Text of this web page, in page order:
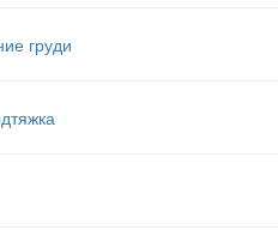
груди